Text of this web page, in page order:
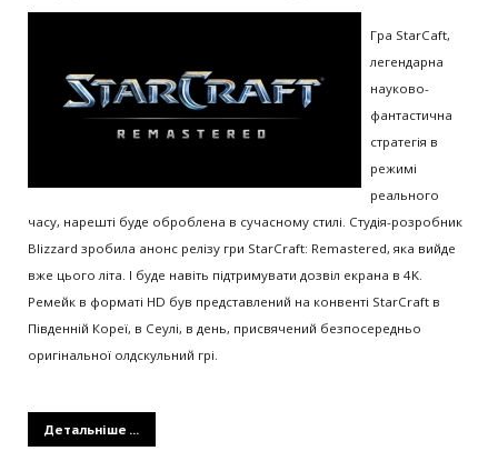
Гра StarCaft,
легендарна
науково-
фантастична
стратегія в
режимі
реального
часу, нарешті буде оброблена в сучасному стилі. Студія-розробник
Blizzard зробила анонс релізу гри StarCraft: Remastered, яка вийде
вже цього літа. І буде навіть підтримувати дозвіл екрана в 4K.
Ремейк в форматі HD був представлений на конвенті StarCraft в
Південній Кореї, в Сеулі, в день, присвячений безпосередньо
оригінальної олдскульний грі.
Детальніше ...